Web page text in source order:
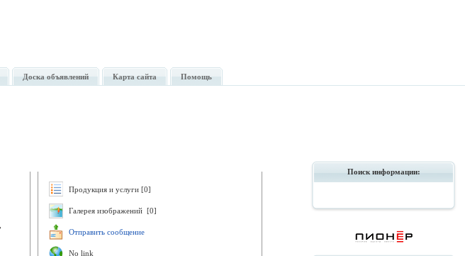
Доска объявлений Карта сайта Помощь
Продукция и услуги [0]
Галерея изображений [0]
Отправить сообщение
No link
Поиск информации: